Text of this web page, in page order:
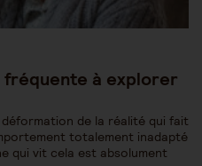
à explorer
déformation de la réalité qui fait
totalement inadapté
qui vit cela est absolument